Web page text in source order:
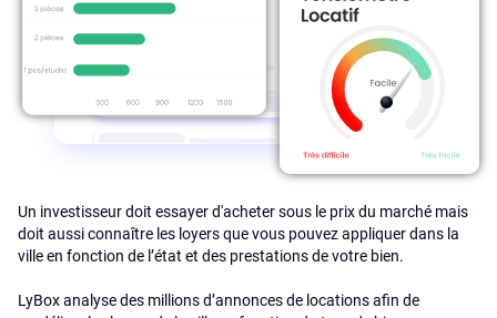
Un investisseur doit essayer d'acheter sous le prix du marché mais
doit aussi connaître les loyers que vous pouvez appliquer dans la
ville en fonction de l’état et des prestations de votre bien.
LyBox analyse des millions d’annonces de locations afin de